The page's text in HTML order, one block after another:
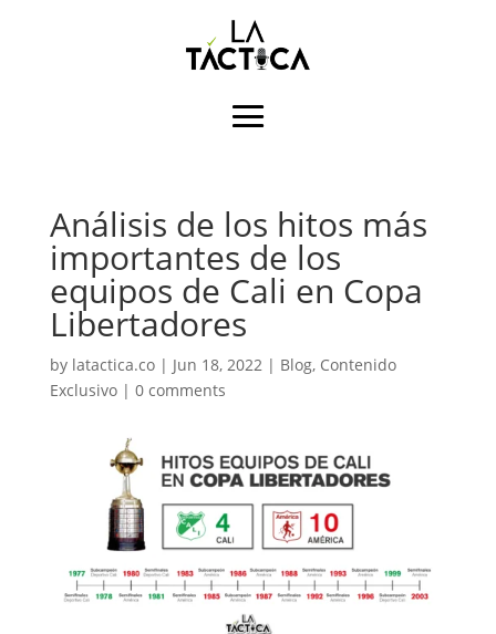
Análisis de los hitos más
importantes de los
equipos de Cali en Copa
Libertadores
by latactica.co| Jun 18, 2022| Blog, Contenido
Exclusivo| 0 comments